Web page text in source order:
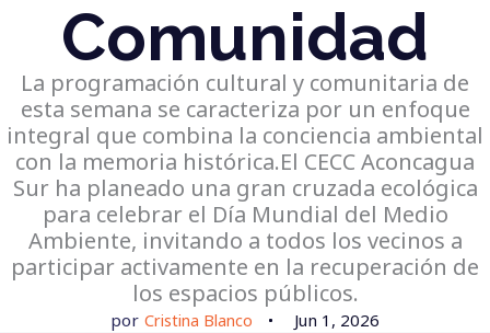
Comunidad
La programación cultural y comunitaria de
esta semana se caracteriza por un enfoque
integral que combina la conciencia ambiental
con la memoria histórica.El CECC Aconcagua
Sur ha planeado una gran cruzada ecológica
para celebrar el Día Mundial del Medio
Ambiente, invitando a todos los vecinos a
participar activamente en la recuperación de
los espacios públicos.
por Cristina Blanco Jun 1, 2026